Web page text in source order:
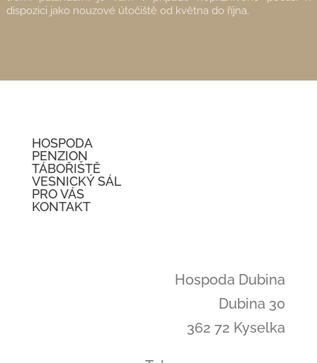
dispozici jako nouzové útočiště od května do října.
HOSPODA
PENZION
TÁBOŘIŠTĚ
VESNICKÝ SÁL
PRO VÁS
KONTAKT
Hospoda Dubina
Dubina 30
362 72 Kyselka